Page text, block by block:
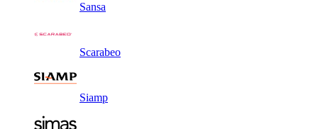
Sansa
Scarabeo
Siamp